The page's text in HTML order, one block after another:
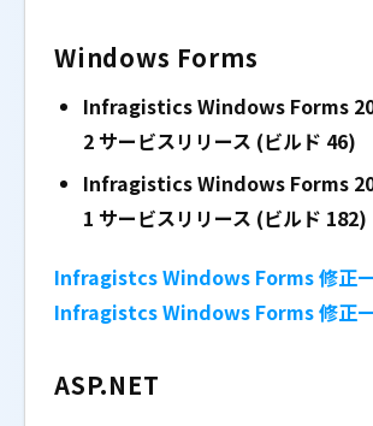
Windows Forms
Infragistics Windows Forms
2 サービスリリース (ビルド 46)
Infragistics Windows Forms
1 サービスリリース (ビルド 182)
Infragistcs Windows Forms 修正
Infragistcs Windows Forms 修正
ASP.NET